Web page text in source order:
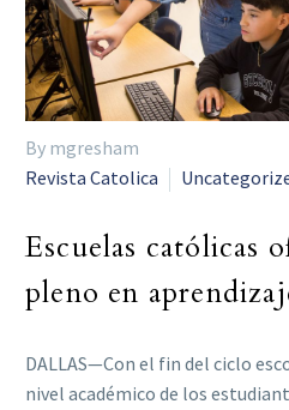
By mgresham
Revista Catolica
Escuelas católicas
pleno en
DALLAS—Con el fin del ciclo
nivel académico de los